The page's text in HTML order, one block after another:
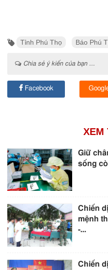
Tỉnh Phú Thọ Báo Phú
Chia sẻ ý kiến của bạn ...
Facebook
XEM
Giữ
sống
Chiến
mệnh
-...
Chiến